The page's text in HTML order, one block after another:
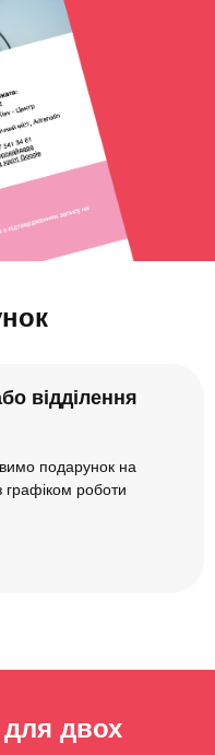
відділення
подарунок на
графіком роботи
для двох